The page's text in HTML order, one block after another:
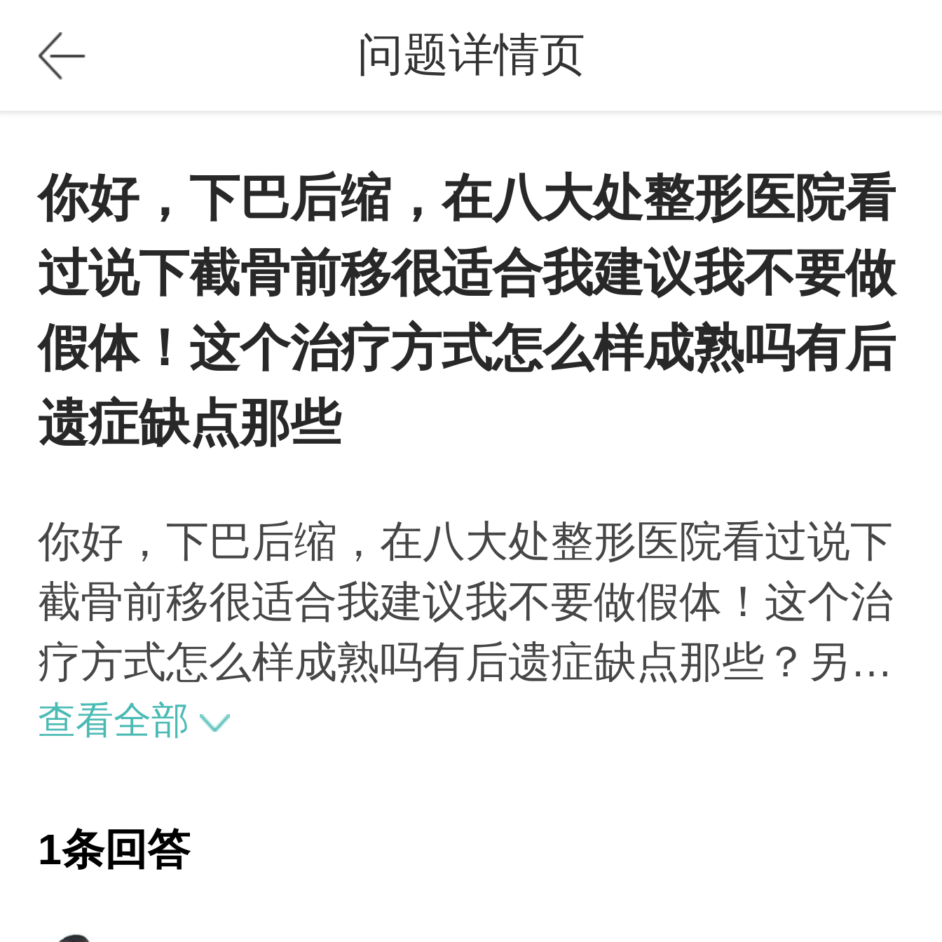
问题详情页
你好，下巴后缩，在八大处整形医院看
过说下截骨前移很适合我建议我不要做
假体！这个治疗方式怎么样成熟吗有后
遗症缺点那些
你好，下巴后缩，在八大处整形医院看过说下
截骨前移很适合我建议我不要做假体！这个治
疗方式怎么样成熟吗有后遗症缺点那些？另外
是八大处颌面外科主任医师做手术？（问题过
片
查看全部
1条回答